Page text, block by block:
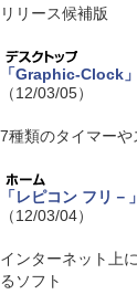
リリース候補版
「Graphic-Clock
（12/03/05）
7種類のタイマー
「レピコン フリ－
（12/03/04）
インターネット上
るソフト